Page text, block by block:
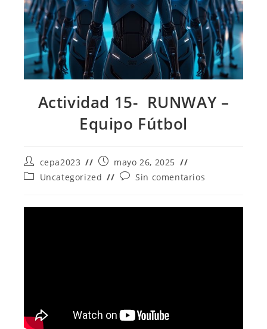
Actividad 15- RUNWAY –
Equipo Fútbol
Autor
de
la
cepa2023
Publicación
de
la
mayo 26, 2025
Categoría
entrada:
Uncategorized
Comentarios
entrada:
Sin comentarios